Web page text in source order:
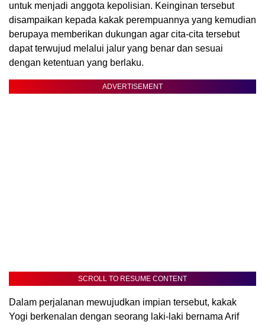
untuk menjadi anggota kepolisian. Keinginan tersebut
disampaikan kepada kakak perempuannya yang kemudian
berupaya memberikan dukungan agar cita-cita tersebut
dapat terwujud melalui jalur yang benar dan sesuai
dengan ketentuan yang berlaku.
ADVERTISEMENT
SCROLL TO RESUME CONTENT
Dalam perjalanan mewujudkan impian tersebut, kakak
Yogi berkenalan dengan seorang laki-laki bernama Arif